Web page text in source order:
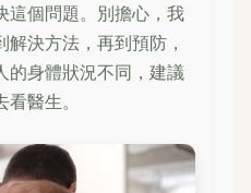
這個問題。別擔心，我
決方法，再到預防，
的身體狀況不同，建議
醫生。